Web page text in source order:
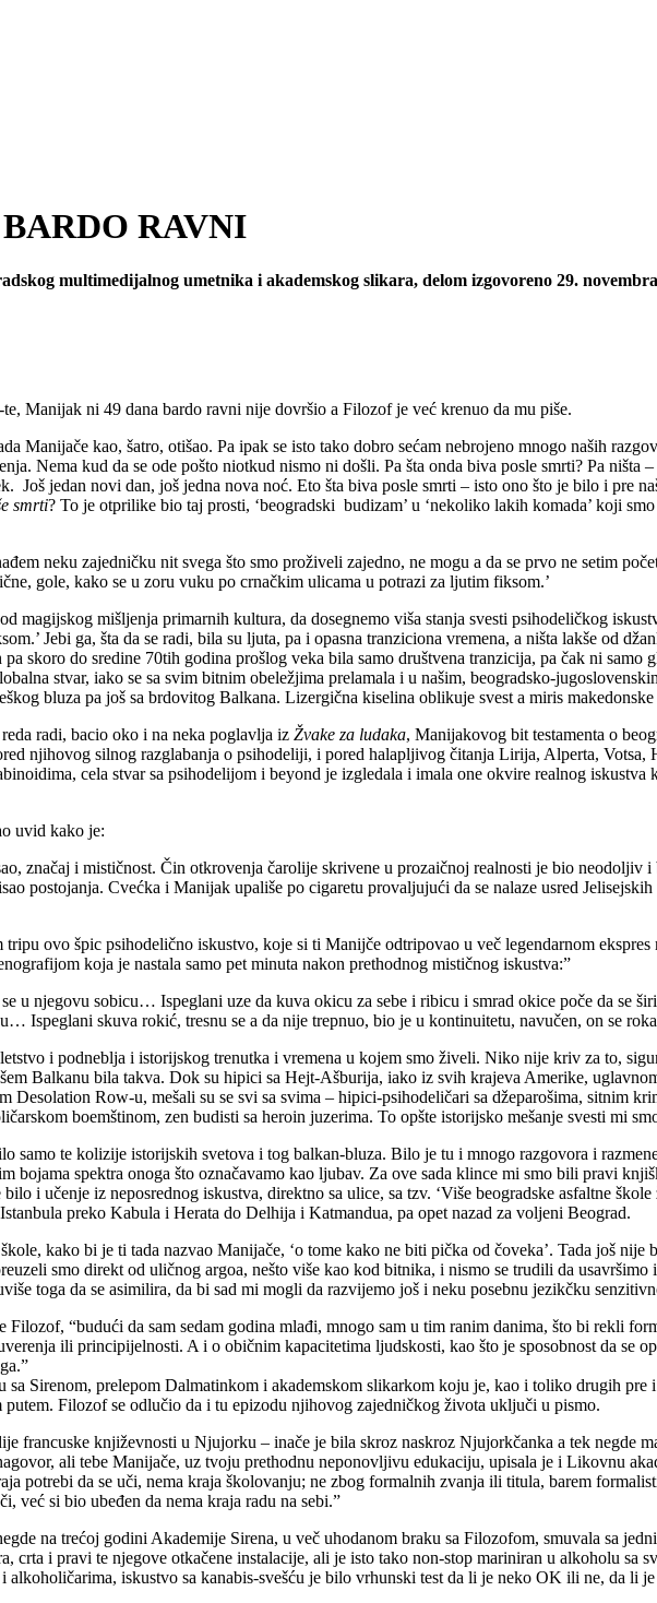
RAVNI
multimedijalnog umetnika i akademskog slikara, delom izgovoreno 29.
Manijak ni 49 dana bardo ravni nije dovršio a Filozof je već krenuo da mu piše.
Manijače kao, šatro, otišao. Pa ipak se isto tako dobro sećam nebrojeno mnogo naših
Nema kud da se ode pošto niotkud nismo ni došli. Pa šta onda biva posle smrti? Pa
Još jedan novi dan, još jedna nova noć. Eto šta biva posle smrti – isto ono što je bilo i pre
smrti? To je otprilike bio taj prosti, ‘beogradski budizam’ u ‘nekoliko lakih komada’ koji
neku zajedničku nit svega što smo proživeli zajedno, ne mogu a da se prvo ne setim
gole, kako se u zoru vuku po crnačkim ulicama u potrazi za ljutim fiksom.’
magijskog mišljenja primarnih kultura, da dosegnemo viša stanja svesti psihodeličkog
Jebi ga, šta da se radi, bila su ljuta, pa i opasna tranziciona vremena, a ništa lakše od
skoro do sredine 70tih godina prošlog veka bila samo društvena tranzicija, pa čak ni
stvar, iako se sa svim bitnim obeležjima prelamala i u našim, beogradsko-
bluza pa još sa brdovitog Balkana. Lizergična kiselina oblikuje svest a miris
radi, bacio oko i na neka poglavlja iz Žvake za ludaka, Manijakovog bit testamenta o
njihovog silnog razglabanja o psihodeliji, i pored halapljivog čitanja Lirija, Alperta,
cela stvar sa psihodelijom i beyond je izgledala i imala one okvire realnog
uvid kako je:
značaj i mističnost. Čin otkrovenja čarolije skrivene u prozaičnoj realnosti je bio neodoljiv
postojanja. Cvećka i Manijak upališe po cigaretu provaljujući da se nalaze usred
ovo špic psihodelično iskustvo, koje si ti Manijče odtripovao u več legendarnom ekspres
koja je nastala samo pet minuta nakon prethodnog mističnog iskustva:”
u njegovu sobicu… Ispeglani uze da kuva okicu za sebe i ribicu i smrad okice poče da se
Ispeglani skuva rokić, tresnu se a da nije trepnuo, bio je u kontinuitetu, navučen, on se
i podneblja i istorijskog trenutka i vremena u kojem smo živeli. Niko nije kriv za to,
Balkanu bila takva. Dok su hipici sa Hejt-Ašburija, iako iz svih krajeva Amerike,
Desolation Row-u, mešali su se svi sa svima – hipici-psihodeličari sa džeparošima, sitnim
boemštinom, zen budisti sa heroin juzerima. To opšte istorijsko mešanje svesti mi
samo te kolizije istorijskih svetova i tog balkan-bluza. Bilo je tu i mnogo razgovora i
bojama spektra onoga što označavamo kao ljubav. Za ove sada klince mi smo bili pravi
i učenje iz neposrednog iskustva, direktno sa ulice, sa tzv. ‘Više beogradske asfaltne
preko Kabula i Herata do Delhija i Katmandua, pa opet nazad za voljeni Beograd.
kako bi je ti tada nazvao Manijače, ‘o tome kako ne biti pička od čoveka’. Tada još
smo direkt od uličnog argoa, nešto više kao kod bitnika, i nismo se trudili da
toga da se asimilira, da bi sad mi mogli da razvijemo još i neku posebnu jezikčku
Filozof, “budući da sam sedam godina mlađi, mnogo sam u tim ranim danima, što bi rekli
ili principijelnosti. A i o običnim kapacitetima ljudskosti, kao što je sposobnost da se
sa Sirenom, prelepom Dalmatinkom i akademskom slikarkom koju je, kao i toliko drugih
Filozof se odlučio da i tu epizodu njihovog zajedničkog života uključi u pismo.
francuske književnosti u Njujorku – inače je bila skroz naskroz Njujorkčanka a tek negde
ali tebe Manijače, uz tvoju prethodnu neponovljivu edukaciju, upisala je i Likovnu
potrebi da se uči, nema kraja školovanju; ne zbog formalnih zvanja ili titula, barem
već si bio ubeđen da nema kraja radu na sebi.”
na trećoj godini Akademije Sirena, u več uhodanom braku sa Filozofom, smuvala sa
crta i pravi te njegove otkačene instalacije, ali je isto tako non-stop mariniran u alkoholu
iskustvo sa kanabis-svešću je bilo vrhunski test da li je neko OK ili ne, da li